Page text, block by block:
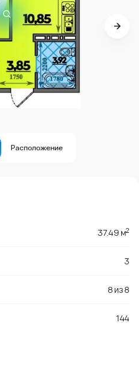
Расположение
37.49 м2
3
8 из8
144